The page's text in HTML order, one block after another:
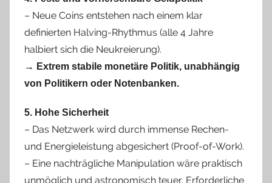
– Neue Coins entstehen nach einem klar
definierten Halving-Rhythmus (alle 4 Jahre
halbiert sich die Neukreierung).
→ Extrem stabile monetäre Politik, unabhängig
von Politikern oder Notenbanken.
5. Hohe Sicherheit
– Das Netzwerk wird durch immense Rechen-
und Energieleistung abgesichert (Proof-of-Work).
– Eine nachträgliche Manipulation wäre praktisch
unmöglich und astronomisch teuer. Erforderliche